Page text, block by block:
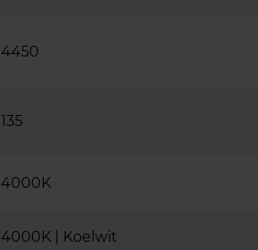
4450
135
4000K
4000K | Koelwit